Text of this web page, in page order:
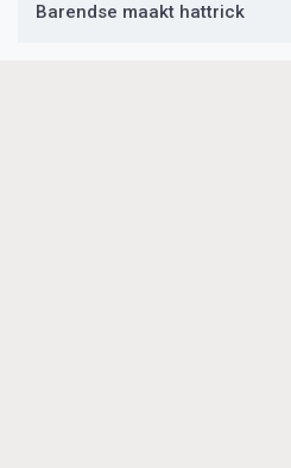
Barendse maakt hattrick